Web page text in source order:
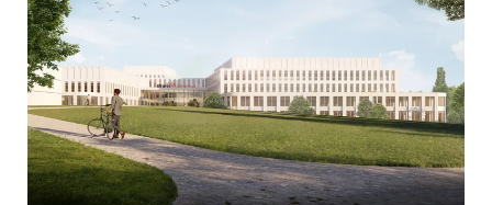
linkedininstagram cookiesnl | en